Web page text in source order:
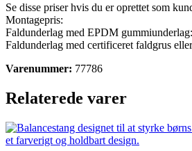
Se disse priser hvis du er oprettet som
Montagepris:
Faldunderlag med EPDM gummiunderlag:
Faldunderlag med certificeret faldgrus
Varenummer: 77786
Relaterede varer